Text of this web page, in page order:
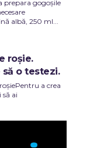
prepara gogoșile
albă, 250 ml...
roșie.
o testezi.
a crea
să ai